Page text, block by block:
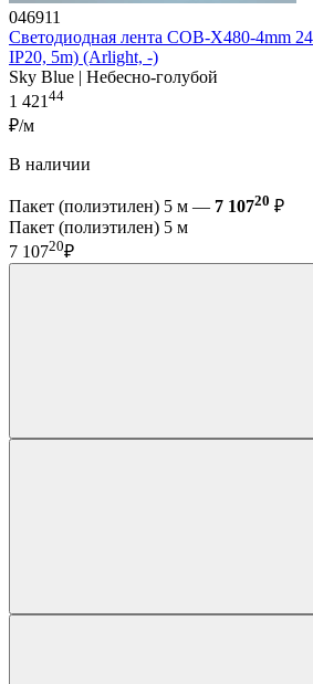
046911
Светодиодная лента COB-X480-4mm
IP20, 5m) (Arlight, -)
Sky Blue | Небесно-голубой
1 42144
₽/м
В наличии
Пакет (полиэтилен) 5 м — 7 10720 ₽
Пакет (полиэтилен) 5 м
7 10720₽